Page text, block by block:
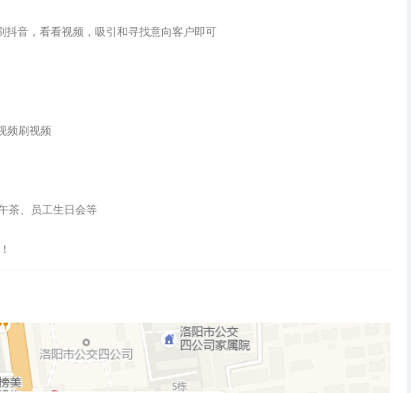
音，看看视频，吸引和寻找意向客户即可
频刷视频
茶、员工生日会等